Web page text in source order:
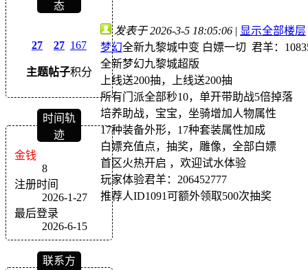
态
27
主题
27
帖子
167
积分
时间轨
迹
金钱
8
注册时间
2026-1-27
最后登录
2026-6-15
联系方
发表于 2026-3-5 18:05:06 | 显示全部楼层
梦幻全新九黎城中变 白嫖一切 君羊：
全新梦幻九黎城超版
上线送200抽，上线送200抽
所有门派全部秒10，单开带助战5倍掉落
培养助战，宝宝，坐骑增加人物属性
17种装备外形，17种套装属性加成
白嫖充值点，抽奖，雕像，全部白嫖
首区火热开启 ，欢迎试水体验
玩家体验君羊：206452777
推荐人ID1091可额外领取500次抽奖